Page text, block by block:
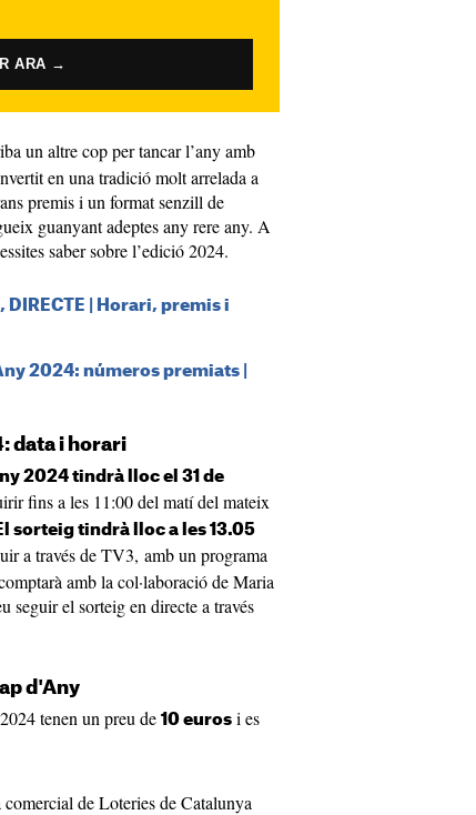
ARA →
un altre cop per tancar l’any amb
en una tradició molt arrelada a
premis i un format senzill de
guanyant adeptes any rere any. A
saber sobre l’edició 2024.
DIRECTE | Horari, premis i
2024: números premiats |
data i horari
2024 tindrà lloc el 31 de
fins a les 11:00 del matí del mateix
sorteig tindrà lloc a les 13.05
a través de TV3, amb un programa
amb la col·laboració de Maria
el sorteig en directe a través
d'Any
tenen un preu de 10 euros i es
de Loteries de Catalunya